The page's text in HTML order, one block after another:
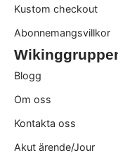
Kustom checkout
Abonnemangsvillkor
Blogg
Om oss
Kontakta oss
Akut ärende/Jour